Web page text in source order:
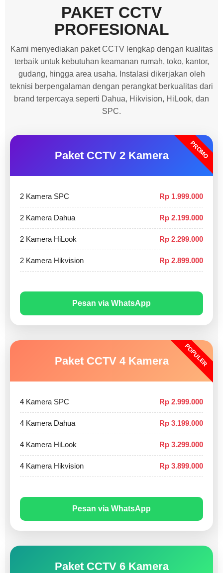
PAKET CCTV
PROFESIONAL
Kami menyediakan paket CCTV lengkap dengan kualitas
terbaik untuk kebutuhan keamanan rumah, toko, kantor,
gudang, hingga area usaha. Instalasi dikerjakan oleh
teknisi berpengalaman dengan perangkat berkualitas dari
brand terpercaya seperti Dahua, Hikvision, HiLook, dan
SPC.
PROMO
Paket CCTV 2 Kamera
2 Kamera SPC Rp 1.999.000
2 Kamera Dahua Rp 2.199.000
2 Kamera HiLook Rp 2.299.000
2 Kamera Hikvision Rp 2.899.000
Pesan via WhatsApp
POPULER
Paket CCTV 4 Kamera
4 Kamera SPC Rp 2.999.000
4 Kamera Dahua Rp 3.199.000
4 Kamera HiLook Rp 3.299.000
4 Kamera Hikvision Rp 3.899.000
Pesan via WhatsApp
Paket CCTV 6 Kamera